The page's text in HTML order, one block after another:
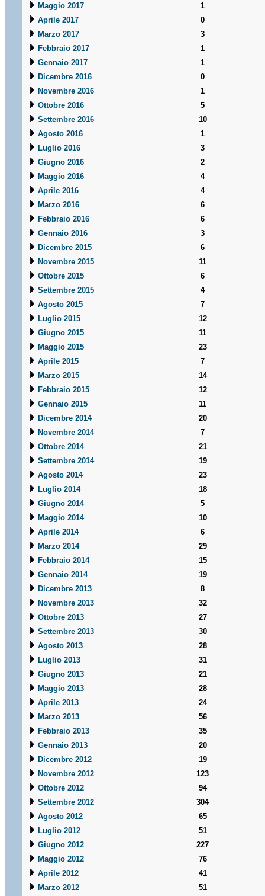
Maggio 2017
1
Aprile 2017
0
Marzo 2017
3
Febbraio 2017
1
Gennaio 2017
1
Dicembre 2016
0
Novembre 2016
1
Ottobre 2016
5
Settembre 2016
10
Agosto 2016
1
Luglio 2016
3
Giugno 2016
2
Maggio 2016
4
Aprile 2016
4
Marzo 2016
6
Febbraio 2016
6
Gennaio 2016
3
Dicembre 2015
6
Novembre 2015
11
Ottobre 2015
6
Settembre 2015
4
Agosto 2015
7
Luglio 2015
12
Giugno 2015
11
Maggio 2015
23
Aprile 2015
7
Marzo 2015
14
Febbraio 2015
12
Gennaio 2015
11
Dicembre 2014
20
Novembre 2014
7
Ottobre 2014
21
Settembre 2014
19
Agosto 2014
23
Luglio 2014
18
Giugno 2014
5
Maggio 2014
10
Aprile 2014
6
Marzo 2014
29
Febbraio 2014
15
Gennaio 2014
19
Dicembre 2013
8
Novembre 2013
32
Ottobre 2013
27
Settembre 2013
30
Agosto 2013
28
Luglio 2013
31
Giugno 2013
21
Maggio 2013
28
Aprile 2013
24
Marzo 2013
56
Febbraio 2013
35
Gennaio 2013
20
Dicembre 2012
19
Novembre 2012
123
Ottobre 2012
94
Settembre 2012
304
Agosto 2012
65
Luglio 2012
51
Giugno 2012
227
Maggio 2012
76
Aprile 2012
41
Marzo 2012
51